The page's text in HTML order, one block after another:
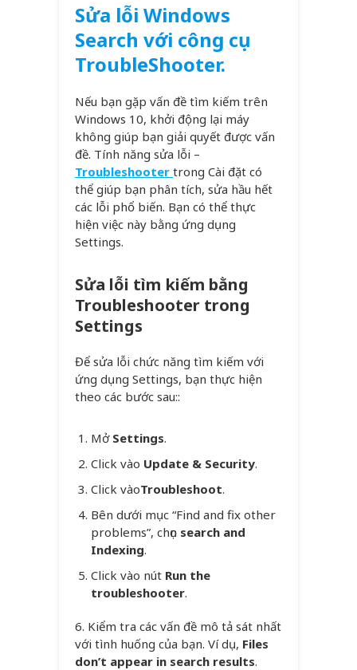
Sửa lỗi Windows
Search với công cụ
TroubleShooter.
Nếu bạn gặp vấn đề tìm kiếm trên
Windows 10, khởi động lại máy
không giúp bạn giải quyết được vấn
đề. Tính năng sửa lỗi –
Troubleshooter trong Cài đặt có
thể giúp bạn phân tích, sửa hầu hết
các lỗi phổ biến. Bạn có thể thực
hiện việc này bằng ứng dụng
Settings.
Sửa lỗi tìm kiếm bằng
Troubleshooter trong
Settings
Để sửa lỗi chức năng tìm kiếm với
ứng dụng Settings, bạn thực hiện
theo các bước sau::
Mở Settings.
Click vào Update & Security.
Click vàoTroubleshoot.
Bên dưới mục “Find and fix other
problems”, chọn search and
Indexing.
Click vào nút Run the
troubleshooter.
6. Kiểm tra các vấn đề mô tả sát nhất
với tình huống của bạn. Ví dụ, Files
don’t appear in search results.